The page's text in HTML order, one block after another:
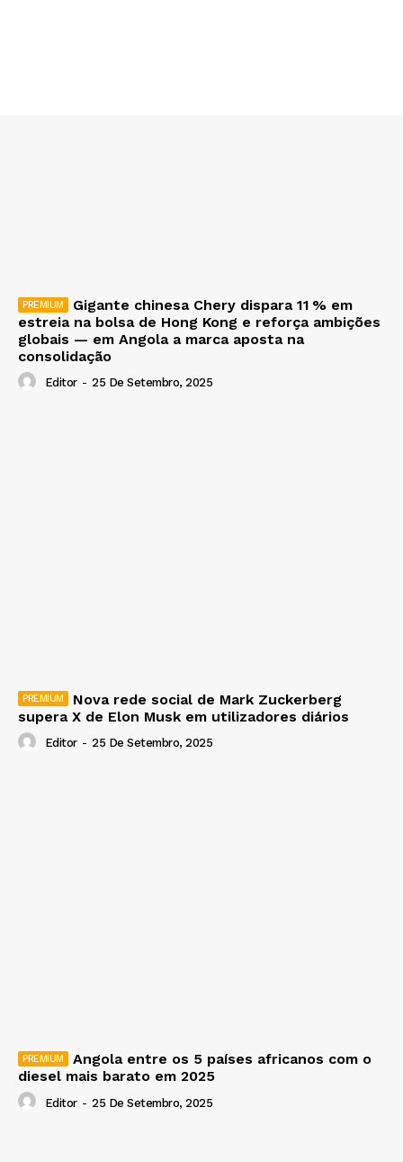
Gigante chinesa Chery dispara 11 % em
estreia na bolsa de Hong Kong e reforça ambições
globais — em Angola a marca aposta na
consolidação
Editor - 25 De Setembro, 2025
Nova rede social de Mark Zuckerberg
supera X de Elon Musk em utilizadores diários
Editor - 25 De Setembro, 2025
Angola entre os 5 países africanos com o
diesel mais barato em 2025
Editor - 25 De Setembro, 2025